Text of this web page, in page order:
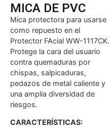
MICA DE PVC
Mica protectora para usarse
como repuesto en el
Protector FAcial WW-1117CK.
Protege la cara del usuario
contra quemaduras por
chispas, salpicaduras,
pedazos de metal caliente y
una amplia diversidad de
riesgos.
CARACTERÍSTICAS: